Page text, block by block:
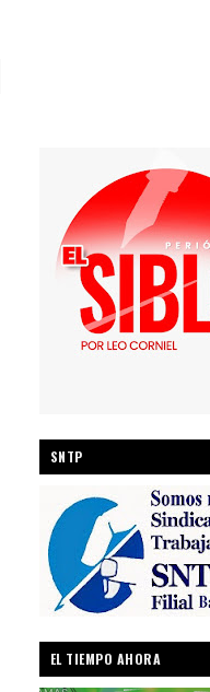
SNTP
EL TIEMPO AHORA